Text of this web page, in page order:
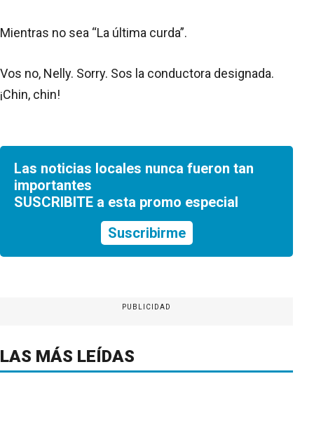
Mientras no sea “La última curda”.
Vos no, Nelly. Sorry. Sos la conductora designada.
¡Chin, chin!
Las noticias locales nunca fueron tan
importantes
SUSCRIBITE a esta promo especial
Suscribirme
PUBLICIDAD
LAS MÁS LEÍDAS